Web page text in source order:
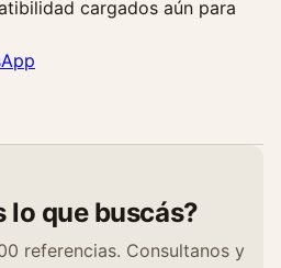
cargados aún para
lo que buscás?
referencias. Consultanos y